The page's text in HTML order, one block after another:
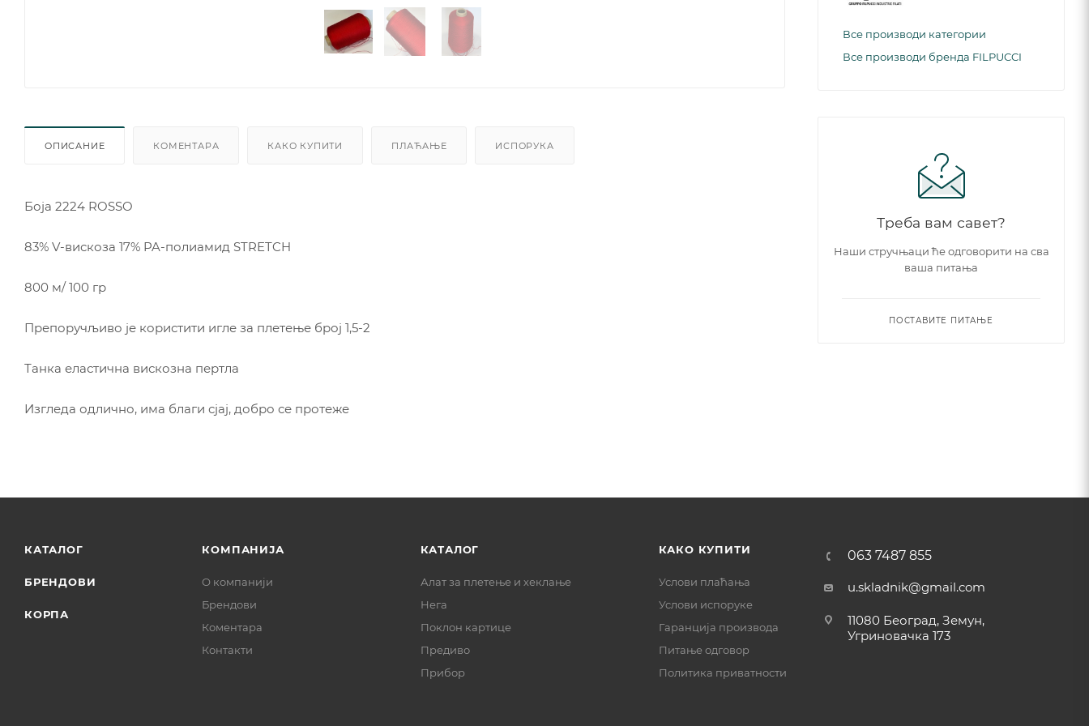
ОПИСАНИЕ КОМЕНТАРА КАКО КУПИТИ ПЛАЋАЊЕ ИСПОРУКА
Боjа 2224 ROSSO
83% V-вискоза 17% PA-полиамид STRETCH
800 м/ 100 гр
Препоручљиво је користити игле за плетење број 1,5-2
Танка еластична вискозна пертла
Изгледа одлично, има благи сјај, добро се протеже
Все производи категории
Все производи бренда FILPUCCI
Треба вам савет?
Наши стручњаци ће одговорити на сва
ваша питања
ПОСТАВИТЕ ПИТАЊЕ
КАТАЛОГ
БРЕНДОВИ
КОРПА
КОМПАНИЈА
О компанији
Брендови
Коментара
Контакти
КАТАЛОГ
Алат за плетење и хеклање
Нега
Поклон картице
Предиво
Прибор
КАКО КУПИТИ
Услови плаћања
Услови испоруке
Гаранција производа
Питање одговор
Политика приватности
063 7487 855
u.skladnik@gmail.com
11080 Београд, Земун,
Угриновачка 173